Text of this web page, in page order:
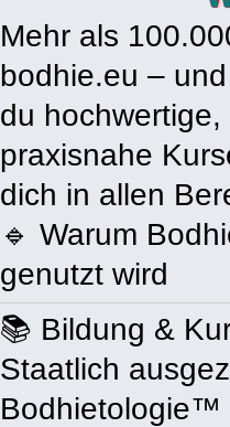
Mehr als
bodhie.eu –
du
praxisnahe
dich in allen
🔹 Warum
genutzt wird
📚 Bildung &
Staatlich
Bodhietologie™